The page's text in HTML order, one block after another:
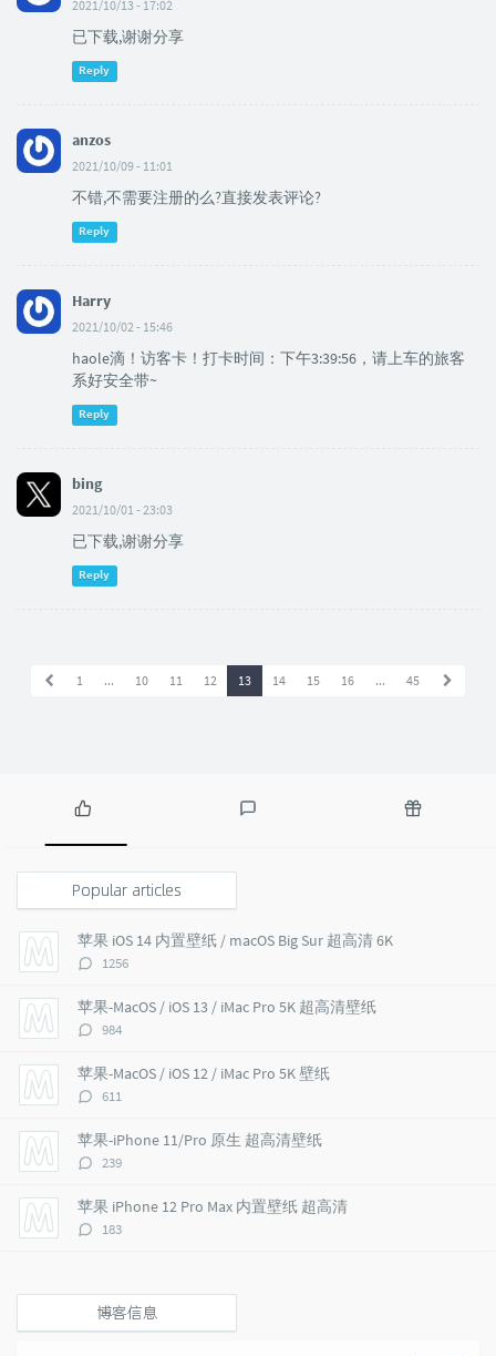
2021/10/13 - 17:02
已下载,谢谢分享
Reply
anzos
2021/10/09 - 11:01
不错,不需要注册的么?直接发表评论?
Reply
Harry
2021/10/02 - 15:46
haole滴！访客卡！打卡时间：下午3:39:56，请上车的旅客
系好安全带~
Reply
bing
2021/10/01 - 23:03
已下载,谢谢分享
Reply
1 ... 10 11 12 13 14 15 16 ... 45
p
u
a
r
r
t
c
l
s
t
m
n
Popular articles
苹果 iOS 14 内置壁纸 / macOS Big Sur 超高清 6K
评
数：
1256
苹果-MacOS / iOS 13 / iMac Pro 5K 超高清壁纸
评
数：
984
苹果-MacOS / iOS 12 / iMac Pro 5K 壁纸
评
数：
611
苹果-iPhone 11/Pro 原生 超高清壁纸
评
数：
239
苹果 iPhone 12 Pro Max 内置壁纸 超高清
评
183
博客信息